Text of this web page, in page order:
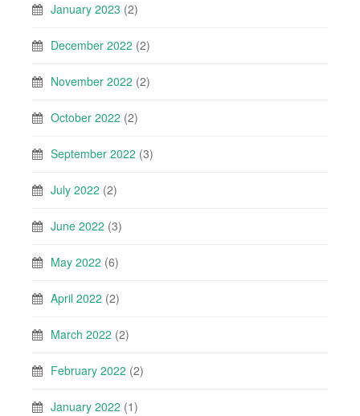
January 2023 (2)
December 2022 (2)
November 2022 (2)
October 2022 (2)
September 2022 (3)
July 2022 (2)
June 2022 (3)
May 2022 (6)
April 2022 (2)
March 2022 (2)
February 2022 (2)
January 2022 (1)